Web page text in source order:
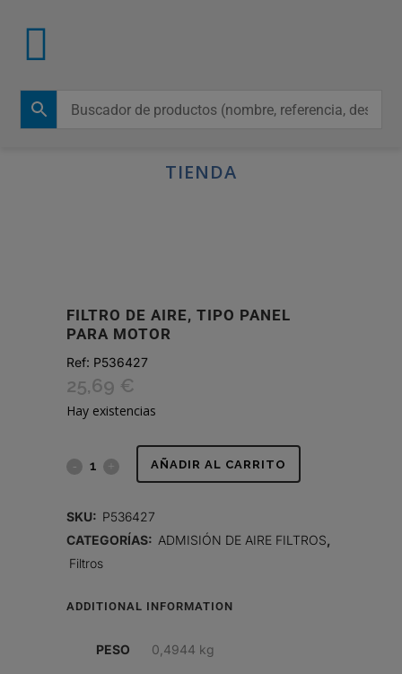
TIENDA
FILTRO DE AIRE, TIPO PANEL
PARA MOTOR
Ref: P536427
25,69 €
Hay existencias
FILTRO
TIPO
AÑADIR AL CARRITO
SKU: P536427
CATEGORÍAS: ADMISIÓN DE AIRE FILTROS
Filtros
ADDITIONAL INFORMATION
PESO 0,4944 kg